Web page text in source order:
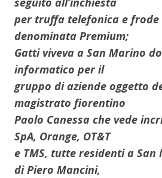
per truffa telefonica e
denominata Premium;
Gatti viveva a San Marino
informatico per il
gruppo di aziende oggetto
magistrato fiorentino
Paolo Canessa che vede
SpA, Orange, OT&T
e TMS, tutte residenti a San
di Piero Mancini,